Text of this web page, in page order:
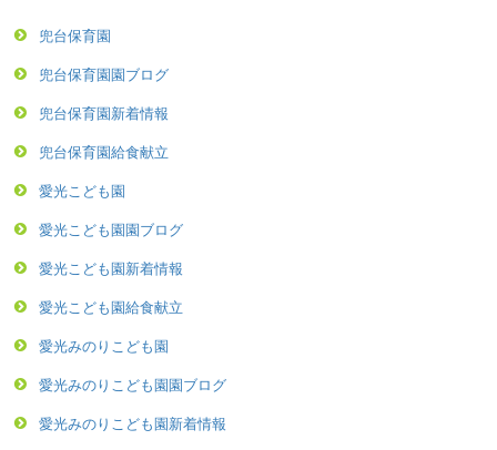
兜台保育園
兜台保育園園ブログ
兜台保育園新着情報
兜台保育園給食献立
愛光こども園
愛光こども園園ブログ
愛光こども園新着情報
愛光こども園給食献立
愛光みのりこども園
愛光みのりこども園園ブログ
愛光みのりこども園新着情報